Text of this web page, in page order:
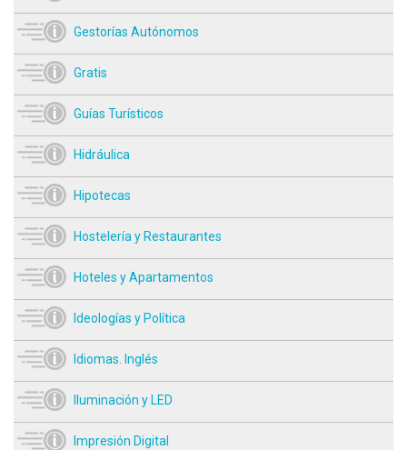
Gestorías Autónomos
Gratis
Guías Turísticos
Hidráulica
Hipotecas
Hostelería y Restaurantes
Hoteles y Apartamentos
Ideologías y Política
Idiomas. Inglés
Iluminación y LED
Impresión Digital